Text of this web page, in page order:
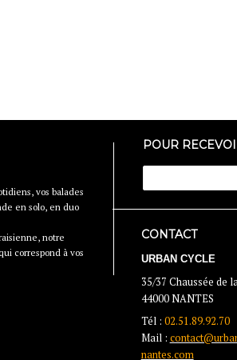
vos balades
en solo, en duo
notre
correspond à vos
POUR
CONTACT
URBAN CYCLE
35/37 Chaussée de
44000 NANTES
Tél : 02.51.89.92.70
Mail :
nantes.com